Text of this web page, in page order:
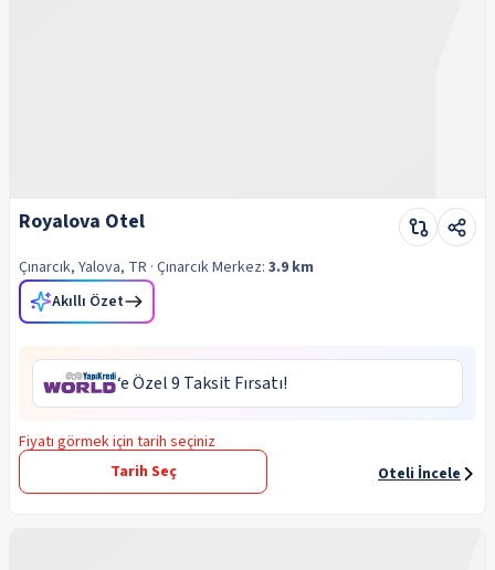
Royalova Otel
Çınarcık, Yalova, TR · ÇınarcıkMerkez: 3.9 km
Akıllı Özet
‘e Özel 9 Taksit Fırsatı!
Fiyatı görmek için tarih seçiniz
Tarih Seç
Oteli İncele